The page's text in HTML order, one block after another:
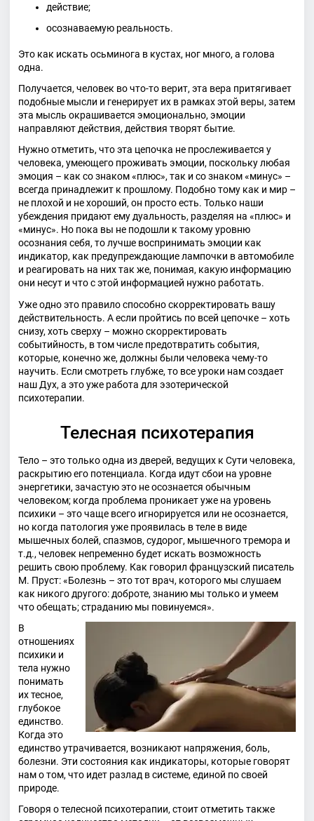
действие;
осознаваемую реальность.
Это как искать осьминога в кустах, ног много, а голова
одна.
Получается, человек во что-то верит, эта вера притягивает
подобные мысли и генерирует их в рамках этой веры, затем
эта мысль окрашивается эмоционально, эмоции
направляют действия, действия творят бытие.
Нужно отметить, что эта цепочка не прослеживается у
человека, умеющего проживать эмоции, поскольку любая
эмоция – как со знаком «плюс», так и со знаком «минус» –
всегда принадлежит к прошлому. Подобно тому как и мир –
не плохой и не хороший, он просто есть. Только наши
убеждения придают ему дуальность, разделяя на «плюс» и
«минус». Но пока вы не подошли к такому уровню
осознания себя, то лучше воспринимать эмоции как
индикатор, как предупреждающие лампочки в автомобиле
и реагировать на них так же, понимая, какую информацию
они несут и что с этой информацией нужно работать.
Уже одно это правило способно скорректировать вашу
действительность. А если пройтись по всей цепочке – хоть
снизу, хоть сверху – можно скорректировать
событийность, в том числе предотвратить события,
которые, конечно же, должны были человека чему-то
научить. Если смотреть глубже, то все уроки нам создает
наш Дух, а это уже работа для эзотерической
психотерапии.
Телесная психотерапия
Тело – это только одна из дверей, ведущих к Сути человека,
раскрытию его потенциала. Когда идут сбои на уровне
энергетики, зачастую это не осознается обычным
человеком; когда проблема проникает уже на уровень
психики – это чаще всего игнорируется или не осознается,
но когда патология уже проявилась в теле в виде
мышечных болей, спазмов, судорог, мышечного тремора и
т.д., человек непременно будет искать возможность
решить свою проблему. Как говорил французский писатель
М. Пруст: «Болезнь – это тот врач, которого мы слушаем
как никого другого: доброте, знанию мы только и умеем
что обещать; страданию мы повинуемся».
В
отношениях
психики и
тела нужно
понимать
их тесное,
глубокое
единство.
Когда это
единство утрачивается, возникают напряжения, боль,
болезни. Эти состояния как индикаторы, которые говорят
нам о том, что идет разлад в системе, единой по своей
природе.
Говоря о телесной психотерапии, стоит отметить также